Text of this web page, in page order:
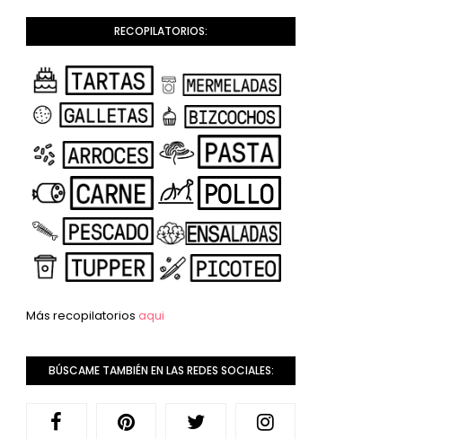
RECOPILATORIOS:
Más recopilatorios aqui
BÚSCAME TAMBIÉN EN LAS REDES SOCIALES: